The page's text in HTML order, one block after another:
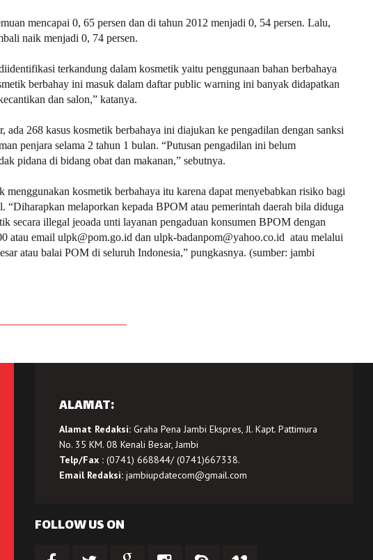
mencapai 0, 65 persen dan di tahun 2012 menjadi 0, 54 persen. Lalu,
naik menjadi 0, 74 persen.
terkandung dalam kosmetik yaitu penggunaan bahan berbahaya
berbahay ini masuk dalam daftar public warning ini banyak didapatkan
dan salon,” katanya.
ada 268 kasus kosmetik berbahaya ini diajukan ke pengadilan dengan sanksi
penjara selama 2 tahun 1 bulan. “Putusan pengadilan ini belum
pidana di bidang obat dan makanan,” sebutnya.
menggunakan kosmetik berbahaya itu karena dapat menyebabkan risiko bagi
“Diharapkan melaporkan kepada BPOM atau pemerintah daerah bila diduga
secara illegal jeoada unti layanan pengaduan konsumen BPOM dengan
atau email ulpk@pom.go.id dan ulpk-badanpom@yahoo.co.id atau melalui
atau balai POM di seluruh Indonesia,” pungkasnya. (sumber: jambi
ALAMAT:
Alamat Redaksi:Graha Pena Jambi Ekspres, Jl. Kapt. Pattimura
No. 35 KM. 08 Kenali Besar, Jambi
Telp/Fax :(0741) 668844/ (0741)667338.
Email Redaksi: jambiupdatecom@gmail.com
FOLLOW US ON